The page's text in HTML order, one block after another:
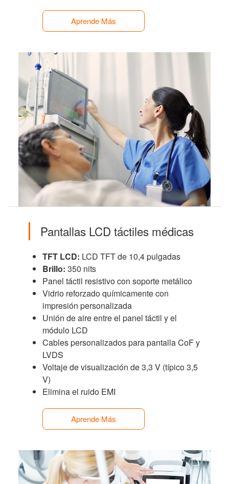
Aprende Más
Pantallas LCD táctiles médicas
TFT LCD: LCD TFT de 10,4 pulgadas
Brillo: 350 nits
Panel táctil resistivo con soporte metálico
Vidrio reforzado químicamente con
impresión personalizada
Unión de aire entre el panel táctil y el
módulo LCD
Cables personalizados para pantalla CoF y
LVDS
Voltaje de visualización de 3,3 V (típico 3,5
V)
Elimina el ruido EMI
Aprende Más